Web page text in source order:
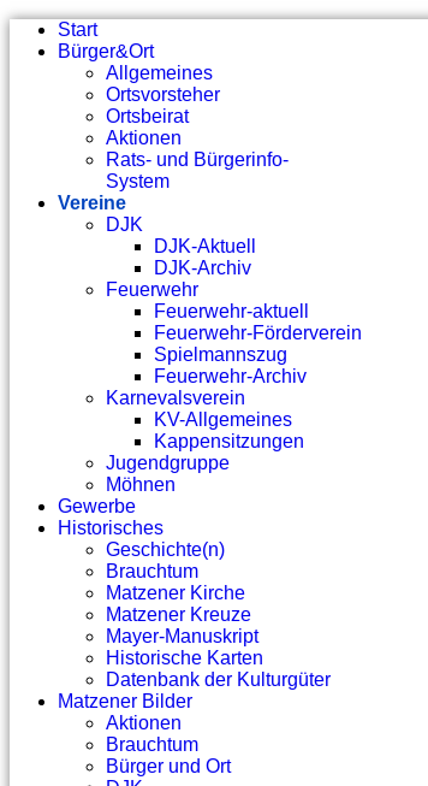
Start
Bürger&Ort
Allgemeines
Ortsvorsteher
Ortsbeirat
Aktionen
Rats- und Bürgerinfo-
System
Vereine
DJK
DJK-Aktuell
DJK-Archiv
Feuerwehr
Feuerwehr-aktuell
Feuerwehr-Förderverein
Spielmannszug
Feuerwehr-Archiv
Karnevalsverein
KV-Allgemeines
Kappensitzungen
Jugendgruppe
Möhnen
Gewerbe
Historisches
Geschichte(n)
Brauchtum
Matzener Kirche
Matzener Kreuze
Mayer-Manuskript
Historische Karten
Datenbank der Kulturgüter
Matzener Bilder
Aktionen
Brauchtum
Bürger und Ort